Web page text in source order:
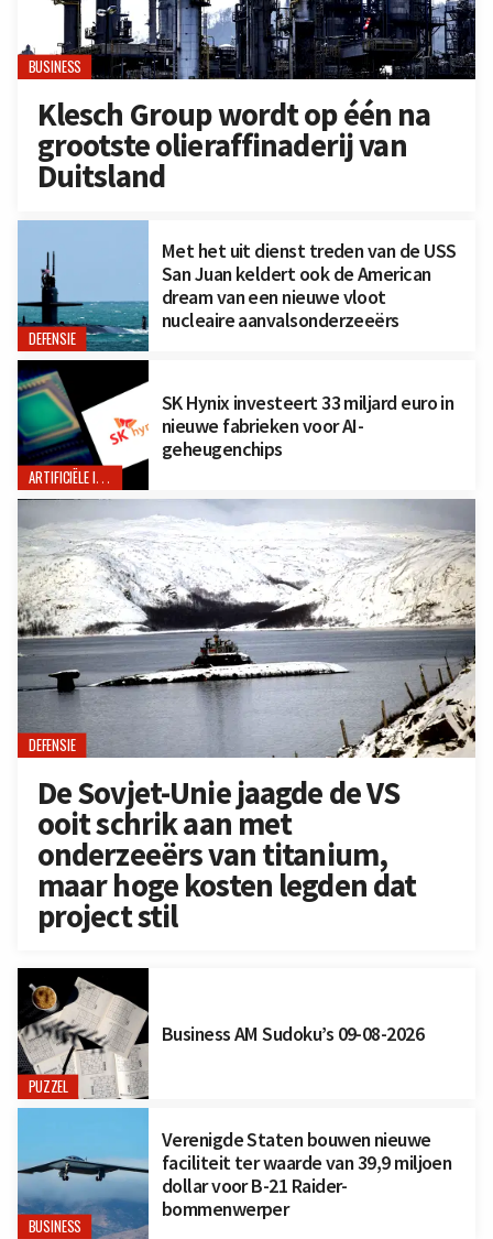
BUSINESS
Klesch Group wordt op één na
grootste olieraffinaderij van
Duitsland
DEFENSIE
Met het uit dienst treden van de USS
San Juan keldert ook de American
dream van een nieuwe vloot
nucleaire aanvalsonderzeeërs
ARTIFICIËLE INTELLIGENTIE
SK Hynix investeert 33 miljard euro in
nieuwe fabrieken voor AI-
geheugenchips
DEFENSIE
De Sovjet-Unie jaagde de VS
ooit schrik aan met
onderzeeërs van titanium,
maar hoge kosten legden dat
project stil
PUZZEL
Business AM Sudoku’s 09-08-2026
BUSINESS
Verenigde Staten bouwen nieuwe
faciliteit ter waarde van 39,9 miljoen
dollar voor B-21 Raider-
bommenwerper